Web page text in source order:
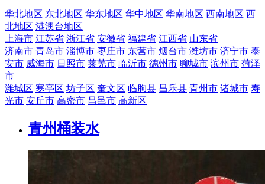
华北地区 东北地区 华东地区 华中地区 华南地区 西南地区 西
北地区 港澳台地区
上海市 江苏省 浙江省 安徽省 福建省 江西省 山东省
济南市 青岛市 淄博市 枣庄市 东营市 烟台市 潍坊市 济宁市 泰
安市 威海市 日照市 莱芜市 临沂市 德州市 聊城市 滨州市 菏泽
市
潍城区 寒亭区 坊子区 奎文区 临朐县 昌乐县 青州市 诸城市 寿
光市 安丘市 高密市 昌邑市 高新区
青州桶装水